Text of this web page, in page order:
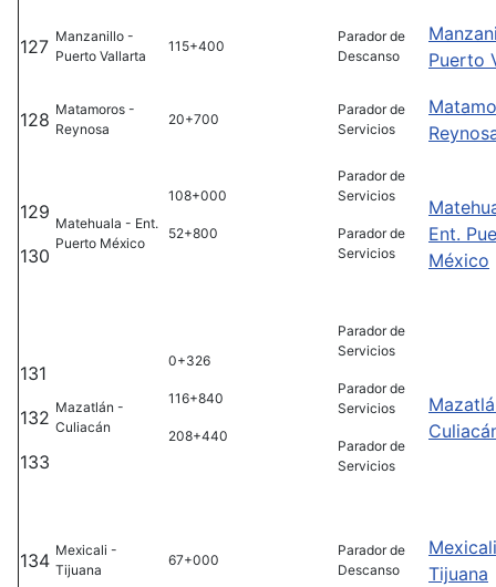
127 Manzanillo -
Puerto Vallarta
115+400
Parador de
Descanso
Puerto
128 Matamoros -
Reynosa
20+700
Parador de
Servicios
129
130
Matehuala - Ent.
Puerto México
108+000
52+800
Parador de
Servicios
Parador de
Servicios
Ent.
México
131
132
133
Mazatlán -
Culiacán
0+326
116+840
208+440
Parador de
Servicios
Parador de
Servicios
Parador de
Servicios
134 Mexicali -
Tijuana
67+000
Parador de
Descanso
Tijuana